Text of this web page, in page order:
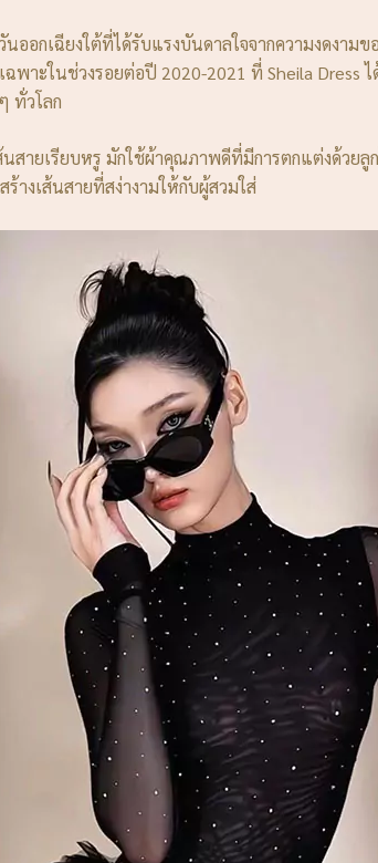
นออกเฉียงใต้ที่ได้รับแรงบันดาลใจจากความงดง
พาะในช่วงรอยต่อปี 2020-2021 ที่ Sheila Dress
ทั่วโลก
สายเรียบหรู มักใช้ผ้าคุณภาพดีที่มีการตกแต่งด้วย
างเส้นสายที่สง่างามให้กับผู้สวมใส่